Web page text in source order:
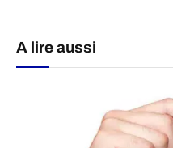
A lire aussi